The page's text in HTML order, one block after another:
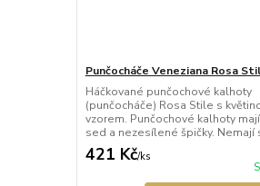
Punčocháče Veneziana Rosa
Háčkované punčochové kalhoty
(punčocháče) Rosa Stile s
vzorem. Punčochové kalhoty
sed a nezesílené špičky. Nemají
421 Kč/ks